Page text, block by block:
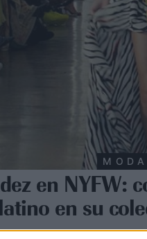
MODA
en NYFW:
latino en su